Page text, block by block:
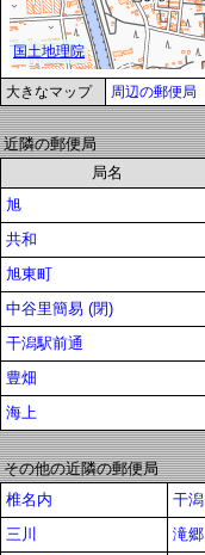
大きなマップ 周辺の郵便局
近隣の郵便局
局名
旭
共和
旭東町
中谷里簡易 (閉)
干潟駅前通
豊畑
海上
その他の近隣の郵便局
椎名内
干潟
三川
滝郷